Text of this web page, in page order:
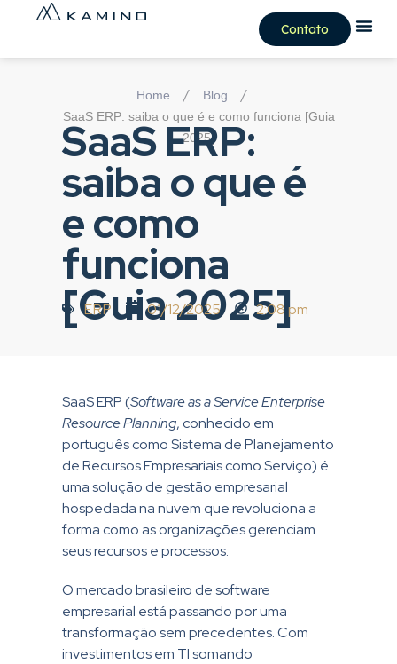
Contato
Home / Blog /
SaaS ERP: saiba o que é e como funciona [Guia
2025]
SaaS ERP:
saiba o que é
e como
funciona
[Guia 2025]
ERP 01/12/2025 2:08 pm
SaaS ERP (Software as a Service Enterprise
Resource Planning, conhecido em
português como Sistema de Planejamento
de Recursos Empresariais como Serviço) é
uma solução de gestão empresarial
hospedada na nuvem que revoluciona a
forma como as organizações gerenciam
seus recursos e processos.
O mercado brasileiro de software
empresarial está passando por uma
transformação sem precedentes. Com
investimentos em TI somando